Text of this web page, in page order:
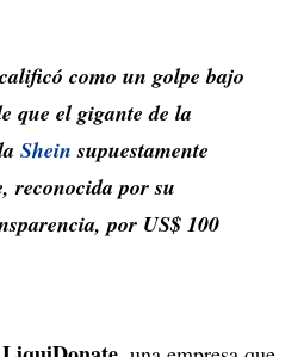
como un golpe bajo
que el gigante de la
Sheinsupuestamente
reconocida por su
por US$ 100